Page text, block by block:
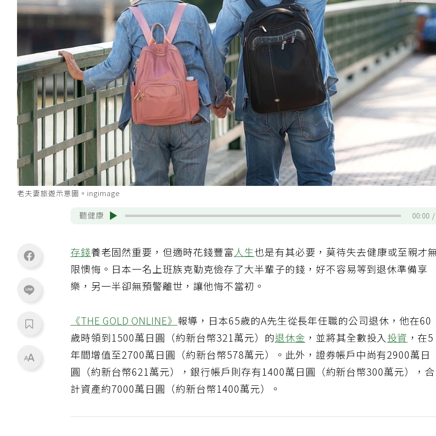
老夫妻旅遊示意圖。ingimage
聽健康 00:00
存錢養老固然重要，但適時花錢豐富人生也是有其必要，莫待失去健康或至親才
限懊悔。日本一名上班族克勤克儉存了大半輩子的錢，好不容易等到退休準備享
樂，另一半卻無預警離世，讓他悔不當初。
《THE GOLD ONLINE》報導，日本65歲的A先生從長年任職的公司退休，他在60
歲時領到1500萬日圓（約新台幣321萬元）的退休金 ，並將其全數投入投資 ，在5
年間增值至2700萬日圓（約新台幣578萬元）。此外，證券帳戶中尚有2900萬日
圓（約新台幣621萬元），銀行帳戶則存有1400萬日圓（約新台幣300萬元），合
計資產約7000萬日圓（約新台幣1400萬元）。